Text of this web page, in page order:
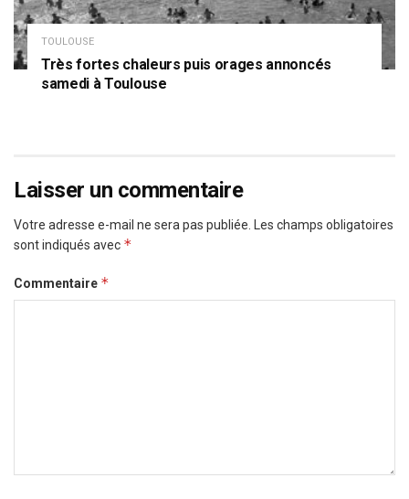
TOULOUSE
Très fortes chaleurs puis orages annoncés
samedi à Toulouse
Laisser un commentaire
Votre adresse e-mail ne sera pas publiée. Les champs obligatoires
sont indiqués avec *
Commentaire *